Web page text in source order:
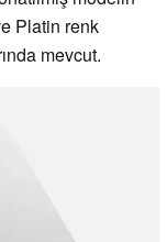
Platin renk
mevcut.